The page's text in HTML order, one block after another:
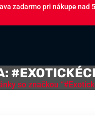
zadarmo pri nákupe nad
so značkou